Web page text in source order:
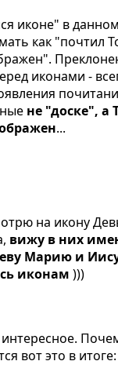
иконе" в
как "почтил
иконами -
не "доске", а
...
на икону
вижу в них
Марию и
иконам )))
вот это в итоге: